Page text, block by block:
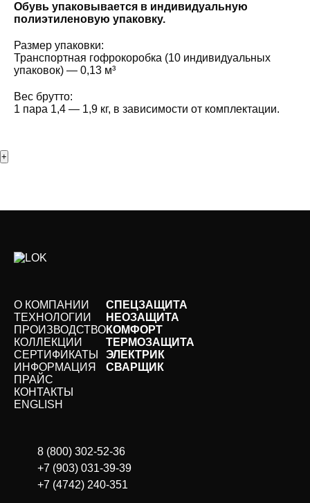
Обувь упаковывается в индивидуальную
полиэтиленовую упаковку.
Размер упаковки:
Транспортная гофрокоробка (10 индивидуальных
упаковок) — 0,13 м³
Вес брутто:
1 пара 1,4 — 1,9 кг, в зависимости от комплектации.
+
О КОМПАНИИ
ТЕХНОЛОГИИ
ПРОИЗВОДСТВО
КОЛЛЕКЦИИ
СЕРТИФИКАТЫ
ИНФОРМАЦИЯ
ПРАЙС
КОНТАКТЫ
ЕNGLISH
СПЕЦЗАЩИТА
НЕОЗАЩИТА
КОМФОРТ
ТЕРМОЗАЩИТА
ЭЛЕКТРИК
СВАРЩИК
8 (800) 302-52-36
+7 (903) 031-39-39
+7 (4742) 240-351